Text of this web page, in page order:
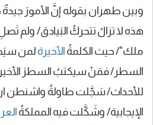
وبين طهران بقوله إنَّ الأمورَ
هذه لا تزالُ تتحركُ البَيادق/ ولم
ملك"/ حيث الكلمةُ الأخيرة لمن
السطر/ فمَنْ سيكتبُ السطرَ
للأحداث/ سَجَّلت طاولةُ واشنطن
الإيجابية/ وشَكَّلت فيه المملكةُ